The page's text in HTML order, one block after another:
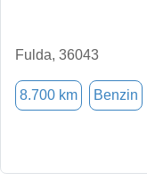
Fulda, 36043
8.700 km Benzin